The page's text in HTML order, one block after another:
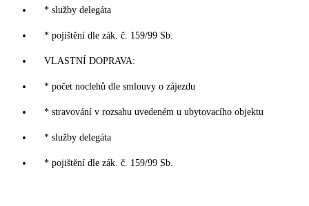
* služby delegáta
* pojištění dle zák. č. 159/99 Sb.
VLASTNÍ DOPRAVA:
* počet noclehů dle smlouvy o zájezdu
* stravování v rozsahu uvedeném u ubytovacího objektu
* služby delegáta
* pojištění dle zák. č. 159/99 Sb.